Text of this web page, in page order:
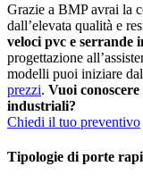
Grazie a BMP avrai la
dall’elevata qualità e
veloci pvc e serrande
progettazione
modelli puoi iniziare
prezzi. Vuoi
industriali?
Chiedi il tuo preventivo
Tipologie di porte